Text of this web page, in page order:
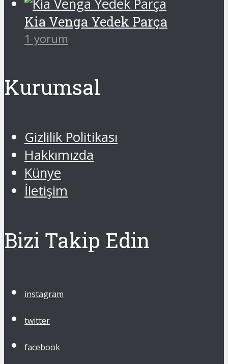
Kia Venga Yedek Parça
1 yorum
Kurumsal
Gizlilik Politikası
Hakkımızda
Künye
İletişim
Bizi Takip Edin
instagram
twitter
facebook